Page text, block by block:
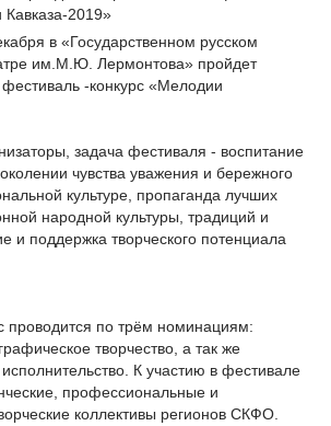
в «Государственном русском
им.М.Ю. Лермонтова» пройдет
-конкурс «Мелодии
задача фестиваля - воспитание
чувства уважения и бережного
культуре, пропаганда лучших
народной культуры, традиций и
и поддержка творческого потенциала
проводится по трём номинациям:
творчество, а так же
К участию в фестивале
профессиональные и
коллективы регионов СКФО.